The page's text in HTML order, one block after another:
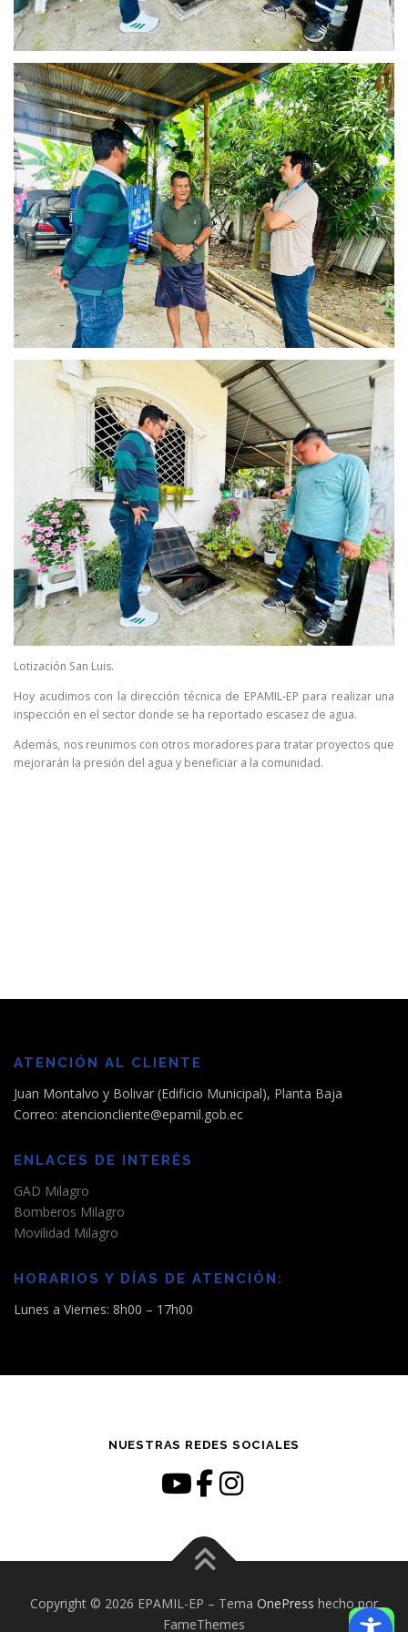
Lotización San Luis.
Hoy acudimos con la dirección técnica de EPAMIL-EP para realizar una
inspección en el sector donde se ha reportado escasez de agua.
Además, nos reunimos con otros moradores para tratar proyectos que
mejorarán la presión del agua y beneficiar a la comunidad.
ATENCIÓN AL CLIENTE
Juan Montalvo y Bolivar (Edificio Municipal), Planta Baja
Correo: atencioncliente@epamil.gob.ec
ENLACES DE INTERÉS
GAD Milagro
Bomberos Milagro
Movilidad Milagro
HORARIOS Y DÍAS DE ATENCIÓN:
Lunes a Viernes: 8h00 – 17h00
NUESTRAS REDES SOCIALES
Copyright © 2026 EPAMIL-EP – Tema OnePress hecho por
FameThemes